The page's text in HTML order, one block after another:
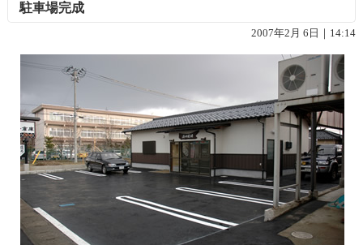
駐車場完成
2007年2月 6日｜14:14